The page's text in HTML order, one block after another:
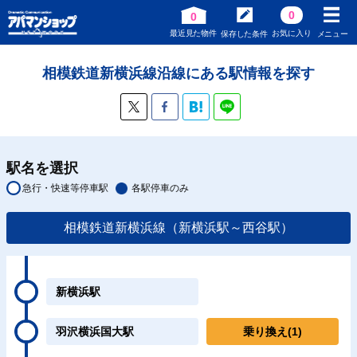
0
最近見た物件 保存した条件
0
お気に入り メニュー
相模鉄道新横浜線沿線にある駅情報を探す
駅名を選択
急行・快速等停車駅 各駅停車のみ
相模鉄道新横浜線（新横浜駅～西谷駅）
新横浜駅
羽沢横浜国大駅 乗り換え (1)